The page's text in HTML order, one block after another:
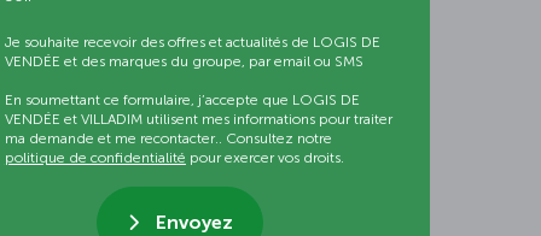
Je souhaite recevoir des offres et actualités de LOGIS DE
VENDÉE et des marques du groupe, par email ou SMS
En soumettant ce formulaire, j’accepte que LOGIS DE
VENDÉE et VILLADIM utilisent mes informations pour traiter
ma demande et me recontacter.. Consultez notre
politique de confidentialité pour exercer vos droits.
Envoyez